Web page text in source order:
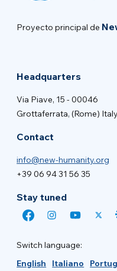
Proyecto principal de
Headquarters
Via Piave, 15 - 00046
Grottaferrata, (Rome) Italy
Contact
info@new-humanity.org
+39 06 94 31 56 35
Stay tuned
Switch language:
English
Italiano